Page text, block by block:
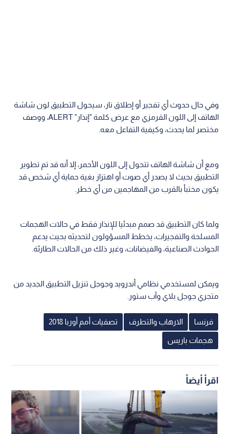
وفي حال حدوث أي تفجير أو إطلاق نار، سيحول التطبيق لون شاشة
الهاتف إلى اللون القرمزي مع عرض كلمة "إنذار" ALERT، ووصف
مختصر لما يحدث، وكيفية التفاعل معه.
ومع أن شاشة الهاتف تتحول إلى اللون الأحمر، إلا أنه قد تم تطوير
التطبيق بحيث لا يصدر أي صوت أو اهتزاز بغية حماية أي شخص قد
يكون مختبأ بالقرب من المهاجمين من أي خطر.
ولما كان التطبيق قد صمم مبدئيا للإنذار فقط في حالات الهجمات
المسلحة والتفجيرات، يخطط المسؤولون لتحديثه بحيث يدعم
الحوادث الصناعية، والفيضانات، وغير ذلك من الحالات الطارئة.
ويمكن لمستخدمي نظامي أندرويد وجوجل تنزيل التطبيق الجديد من
متجري جوجل بلاي وآب ستور.
فرنسا الارهاب والتطرف تصفيات أمم أوربا 2018
هجمات باريس
اقرأ أيضاً